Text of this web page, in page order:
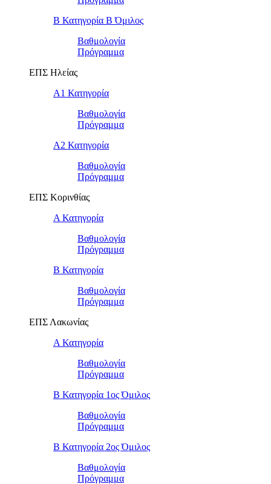
Β Κατηγορία Β Όμιλος
Βαθμολογία
Πρόγραμμα
ΕΠΣ Ηλείας
Α1 Κατηγορία
Βαθμολογία
Πρόγραμμα
Α2 Κατηγορία
Βαθμολογία
Πρόγραμμα
ΕΠΣ Κορινθίας
Α Κατηγορία
Βαθμολογία
Πρόγραμμα
Β Κατηγορία
Βαθμολογία
Πρόγραμμα
ΕΠΣ Λακωνίας
Α Κατηγορία
Βαθμολογία
Πρόγραμμα
Β Κατηγορία 1ος Όμιλος
Βαθμολογία
Πρόγραμμα
Β Κατηγορία 2ος Όμιλος
Βαθμολογία
Πρόγραμμα